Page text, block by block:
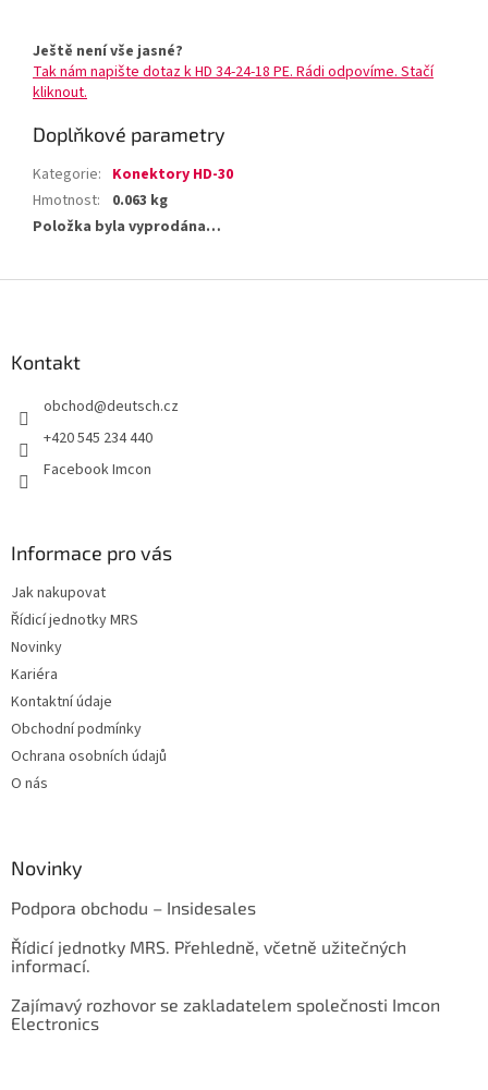
Ještě není vše jasné?
Tak nám napište dotaz k HD 34-24-18 PE. Rádi odpovíme. Stačí
kliknout.
Doplňkové parametry
Kategorie: Konektory HD-30
Hmotnost:
0.063 kg
Položka byla vyprodána…
Kontakt
obchod@deutsch.cz
+420 545 234 440
Facebook Imcon
Informace pro vás
Jak nakupovat
Řídicí jednotky MRS
Novinky
Kariéra
Kontaktní údaje
Obchodní podmínky
Ochrana osobních údajů
O nás
Novinky
Podpora obchodu – Insidesales
Řídicí jednotky MRS. Přehledně, včetně užitečných
informací.
Zajímavý rozhovor se zakladatelem společnosti Imcon
Electronics